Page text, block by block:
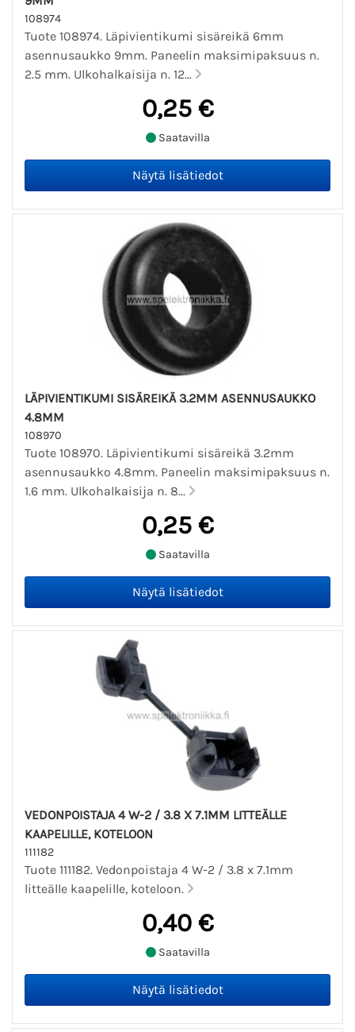
108974
Tuote 108974. Läpivientikumi sisäreikä 6mm
asennusaukko 9mm. Paneelin maksimipaksuus n.
2.5 mm. Ulkohalkaisija n. 12...
0,25 €
Saatavilla
LÄPIVIENTIKUMI SISÄREIKÄ 3.2MM ASENNUSAUKKO
4.8MM
108970
Tuote 108970. Läpivientikumi sisäreikä 3.2mm
asennusaukko 4.8mm. Paneelin maksimipaksuus n.
1.6 mm. Ulkohalkaisija n. 8...
0,25 €
Saatavilla
VEDONPOISTAJA 4 W-2 / 3.8 X 7.1MM LITTEÄLLE
KAAPELILLE, KOTELOON
111182
Tuote 111182. Vedonpoistaja 4 W-2 / 3.8 x 7.1mm
litteälle kaapelille, koteloon.
0,40 €
Saatavilla